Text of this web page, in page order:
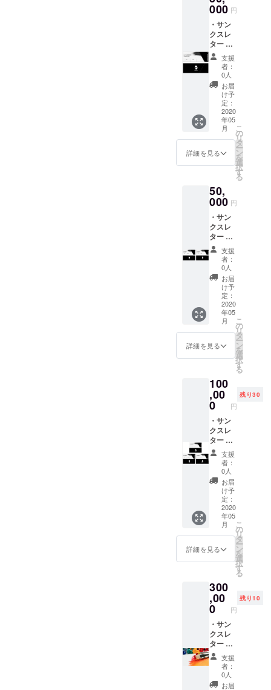
待（随
時情報
を発信
しま
す）
000 円
・サン
クスレ
ター ・
EnoGG
特製ス
テッ
カー ・
EnoGG
特製
キーホ
ルダー
（数量
限定）
・レン
タル利
用提供
(東北地
方限定)
・
Facebo
okグ
ループ
にご招
待（随
時情報
を発信
しま
す）
支援
者：
0人
お届
け予
定：
2020
年05
月
詳細を見る
こ
の
リ
タ
ー
ン
を
選
択
す
る
50,
000 円
・サン
クスレ
ター ・
EnoGG
特製ス
テッ
カー ・
EnoGG
特製
キーホ
ルダー
（数量
限定）
・レン
タル利
用提供
(東北地
方限定)
・
Facebo
okグ
ループ
にご招
待（随
時情報
を発信
しま
す）
支援
者：
0人
お届
け予
定：
2020
年05
月
詳細を見る
こ
の
リ
タ
ー
ン
を
選
択
す
る
100
,00
0 円
残り30
・サン
クスレ
ター ・
EnoGG
特製ス
テッ
カー ・
EnoGG
特製
キーホ
ルダー
（数量
限定）
・レン
タル利
用提供
(東北地
方限定)
・
Facebo
okグ
ループ
にご招
待（随
時情報
を発信
しま
支援
者：
0人
お届
け予
定：
2020
年05
月
詳細を見る
こ
の
リ
タ
ー
ン
を
選
択
す
る
300
,00
0 円
残り10
・サン
クスレ
ター ・
EnoGG
特製ス
テッ
カー ・
支援
者：
0人
お届